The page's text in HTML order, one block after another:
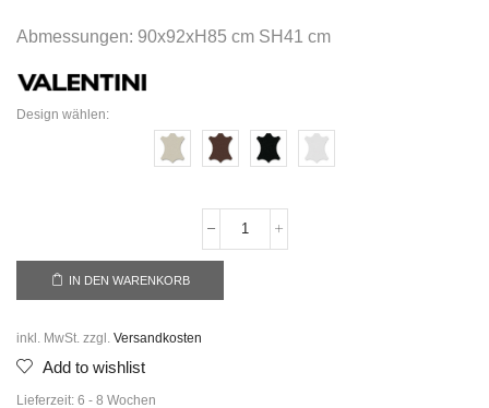
Abmessungen: 90x92xH85 cm SH41 cm
Design wählen:
IN DEN WARENKORB
inkl. MwSt. zzgl. Versandkosten
Add to wishlist
Lieferzeit: 6 - 8 Wochen